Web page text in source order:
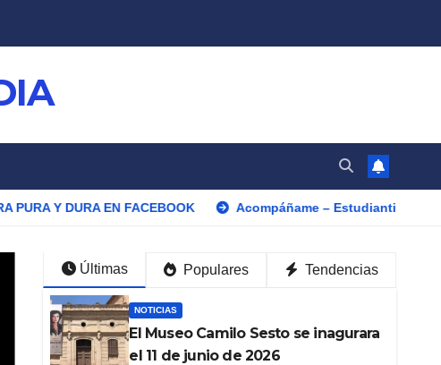
EN FACEBOOK Acompáñame – Estudiantina Canaria –
Últimas Populares Tendencias
NOTICIAS
El Museo Camilo Sesto se inagurara
el 11 de junio de 2026